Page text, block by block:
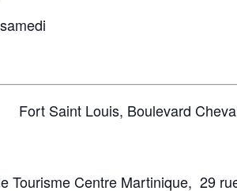
Fort Saint Louis, Boulevard
Tourisme Centre Martinique, 29